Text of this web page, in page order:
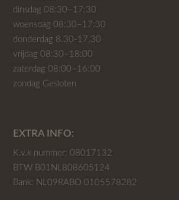
dinsdag 08:30–17:30
woensdag 08:30–17:30
donderdag 8.30-17.30
vrijdag 08:30–18:00
zaterdag 08:00–16:00
zondag Gesloten
EXTRA INFO:
K.v.k nummer: 08017132
BTW B01NL808605124
Bank: NL09RABO 0105578282